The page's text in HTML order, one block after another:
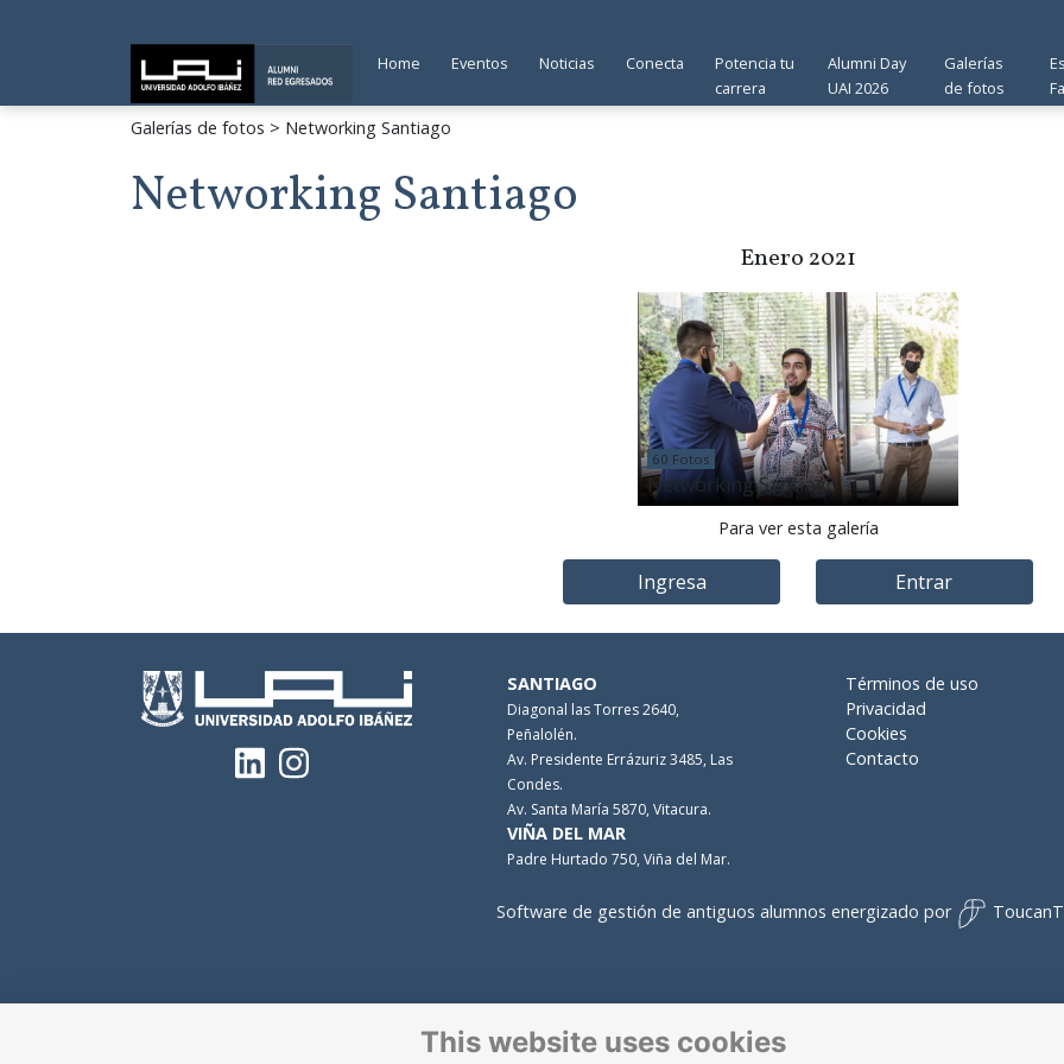
Home Eventos Noticias Conecta
Potencia tu
carrera
Alumni Day
UAI 2026
Galerías
de fotos
Galerías de fotos > Networking Santiago
Networking Santiago
Enero 2021
60 Fotos
Networking Santiago
Para ver esta galería
Ingresa Entrar
SANTIAGO
Diagonal las Torres 2640,
Peñalolén.
Av. Presidente Errázuriz 3485, Las
Condes.
Av. Santa María 5870, Vitacura.
VIÑA DEL MAR
Padre Hurtado 750, Viña del Mar.
Términos de uso
Privacidad
Cookies
Contacto
Software de gestión de antiguos alumnos energizado por
This website uses cookies